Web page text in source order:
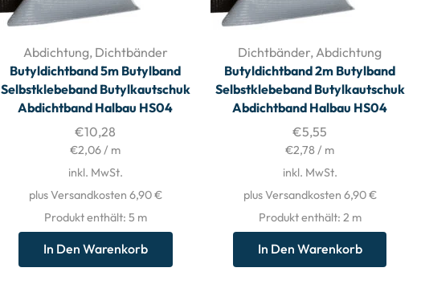
Abdichtung, Dichtbänder
Butyldichtband 5m Butylband
Selbstklebeband Butylkautschuk
Abdichtband Halbau HS04
€10,28
€2,06/ m
inkl. MwSt.
plus Versandkosten 6,90 €
Produkt enthält: 5 m
In Den Warenkorb
Dichtbänder, Abdichtung
Butyldichtband 2m Butylband
Selbstklebeband Butylkautschuk
Abdichtband Halbau HS04
€5,55
€2,78/ m
inkl. MwSt.
plus Versandkosten 6,90 €
Produkt enthält: 2 m
In Den Warenkorb